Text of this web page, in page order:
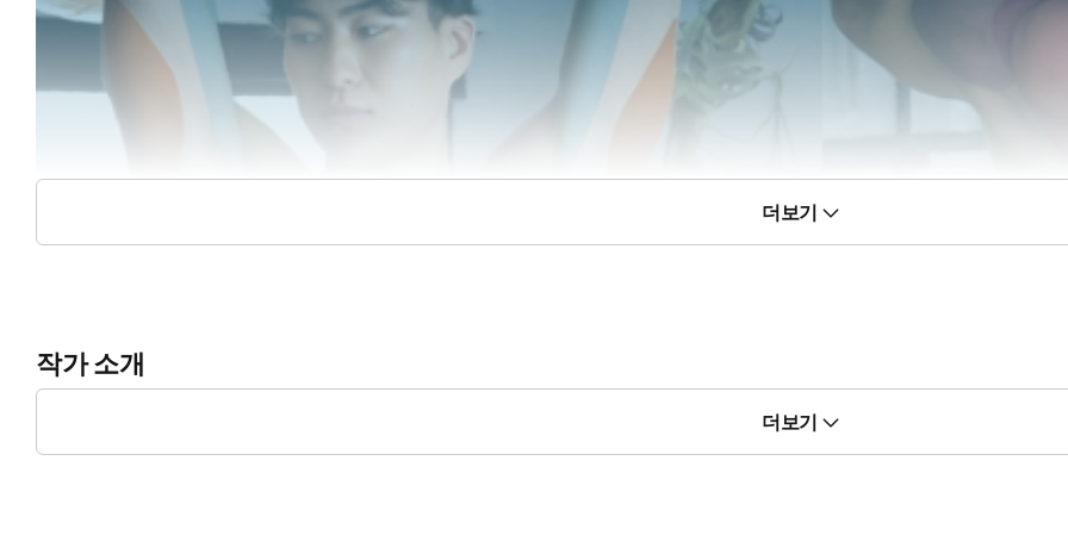
더보기
작가 소개
‘그림을 그리고 창작하는 사람들을 향한 응원’을 모토로 삼았다. 프로 작가 지망생은 물론 취미를 즐기고픈 사람들에게도 도움이 되
이 되는 비주얼 자료집도 다수 발행하기 위해 노력 중이다. 책을 통해 창작의 기쁨과 즐거움을 공유하고 독자들에게 새로운 시대를
더보기